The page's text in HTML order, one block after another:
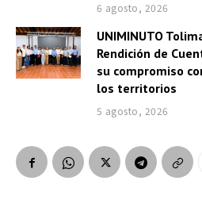
6 agosto, 2026
UNIMINUTO
Rendición de
su compromiso
los territorios
5 agosto, 2026